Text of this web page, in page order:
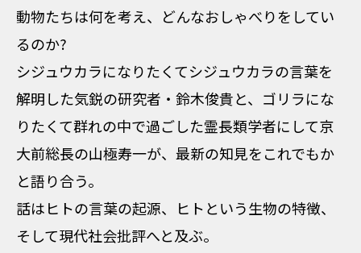
動物たちは何を考え、どんなおしゃべりをしてい
るのか?
シジュウカラになりたくてシジュウカラの言葉を
解明した気鋭の研究者・鈴木俊貴と、ゴリラにな
りたくて群れの中で過ごした霊長類学者にして京
大前総長の山極寿一が、最新の知見をこれでもか
と語り合う。
話はヒトの言葉の起源、ヒトという生物の特徴、
そして現代社会批評へと及ぶ。